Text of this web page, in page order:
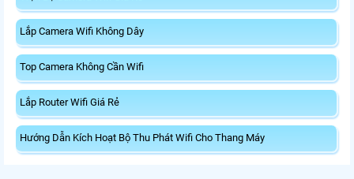
Lắp Camera Wifi Không Dây
Top Camera Không Cần Wifi
Lắp Router Wifi Giá Rẻ
Hướng Dẫn Kích Hoạt Bộ Thu Phát Wifi Cho Thang Máy